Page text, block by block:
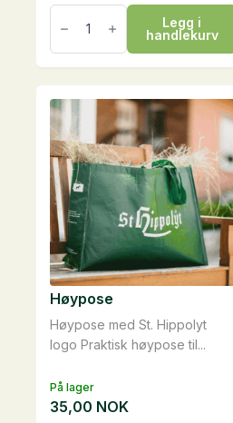
Horse
Sun
Lotion,
0,25
liter
Legg i
handlekurv
På lager
Høypose med St. Hippolyt
logo Praktisk høypose til...
Høypose
35,00 NOK